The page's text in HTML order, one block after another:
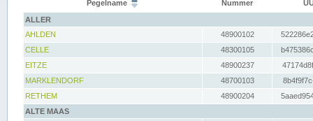
Pegelname Nummer
ALLER
AHLDEN
48900102
CELLE
48300105
EITZE
48900237
MARKLENDORF
48700103
RETHEM
48900204
ALTE MAAS